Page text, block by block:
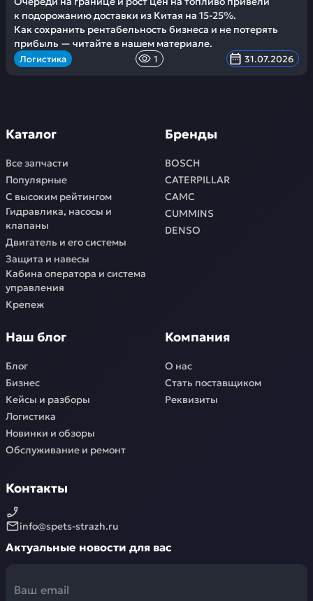
к подорожанию доставки из Китая на 15-25%.
Как сохранить рентабельность бизнеса и не потерять
прибыль — читайте в нашем материале.
Логистика 1 31.07.2026
Каталог
Все запчасти
Популярные
С высоким рейтингом
Гидравлика, насосы и
клапаны
Двигатель и его системы
Защита и навесы
Кабина оператора и система
управления
Крепеж
Бренды
BOSCH
CATERPILLAR
CAMC
CUMMINS
DENSO
Наш блог
Блог
Бизнес
Кейсы и разборы
Логистика
Новинки и обзоры
Обслуживание и ремонт
Компания
О нас
Стать поставщиком
Реквизиты
Контакты
info@spets-strazh.ru
Актуальные новости для вас